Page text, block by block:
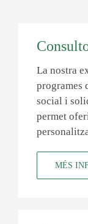
La nostra
programes
social i
permet
MÉS